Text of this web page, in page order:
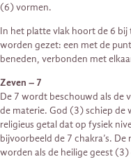
(6) vormen.
In het platte vlak hoort de 6
worden gezet: een met de
beneden, verbonden met
Zeven – 7
De 7 wordt beschouwd als de
de materie. God (3) schiep de
religieus getal dat op fysiek
bijvoorbeeld de 7 chakra’s.
worden als de heilige geest